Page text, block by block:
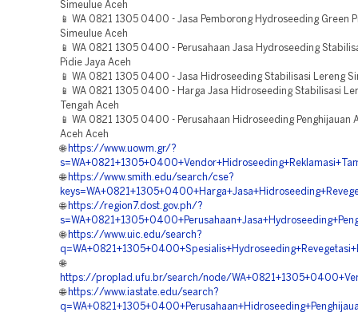
Simeulue Aceh
📱 WA 0821 1305 0400 - Jasa Pemborong Hydroseeding Green
Simeulue Aceh
📱 WA 0821 1305 0400 - Perusahaan Jasa Hydroseeding
Pidie Jaya Aceh
📱 WA 0821 1305 0400 - Jasa Hidroseeding Stabilisasi Lereng
📱 WA 0821 1305 0400 - Harga Jasa Hidroseeding Stabilisasi
Tengah Aceh
📱 WA 0821 1305 0400 - Perusahaan Hidroseeding Penghijauan
Aceh Aceh
🌐 https://www.uowm.gr/?
🌐 https://www.smith.edu/search/cse?
🌐 https://region7.dost.gov.ph/?
🌐 https://www.uic.edu/search?
🌐
https://proplad.ufu.br/search/node/
🌐 https://www.iastate.edu/search?